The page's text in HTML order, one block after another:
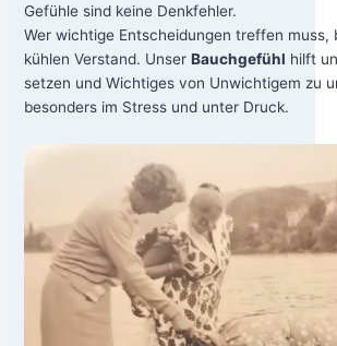
Gefüh­le sind kei­ne Denk­feh­ler.
Wer wich­ti­ge Ent­schei­dun­gen tref­fen muss,
küh­len Ver­stand. UnserBauch­ge­fühl hilft
set­zen und Wich­ti­ges von Unwich­ti­gem zu
beson­ders im Stress und unter Druck.